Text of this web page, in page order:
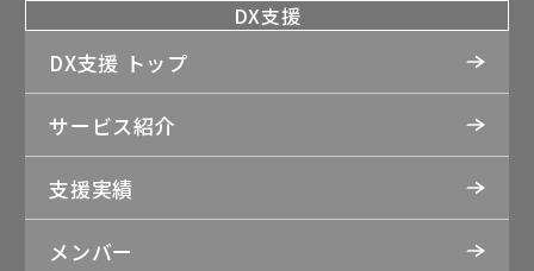
DX支援
DX支援 トップ
サービス紹介
支援実績
メンバー